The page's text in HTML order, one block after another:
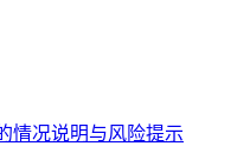
情况说明与风险提示